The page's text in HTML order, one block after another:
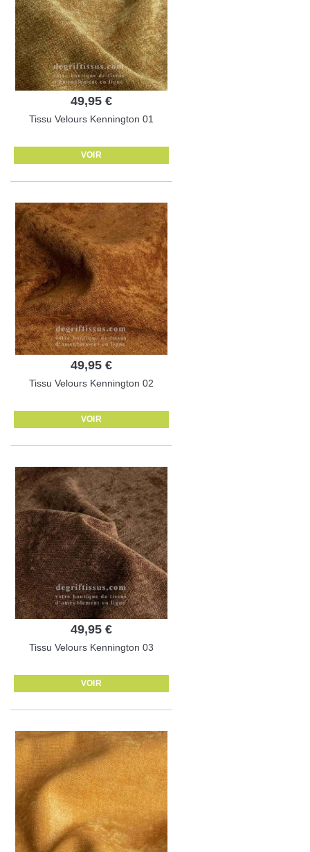
49,95 €
Tissu Velours Kennington 01
VOIR
49,95 €
Tissu Velours Kennington 02
VOIR
49,95 €
Tissu Velours Kennington 03
VOIR